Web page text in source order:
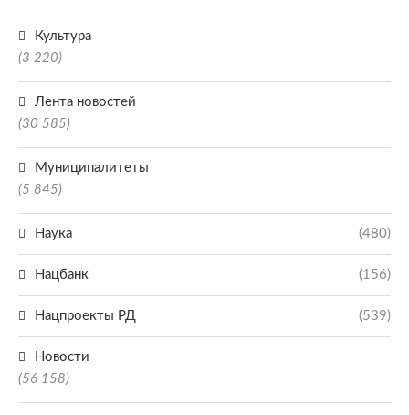
Культура
(3 220)
Лента новостей
(30 585)
Муниципалитеты
(5 845)
Наука (480)
Нацбанк (156)
Нацпроекты РД (539)
Новости
(56 158)